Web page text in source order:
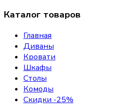
Каталог товаров
Главная
Диваны
Кровати
Шкафы
Столы
Комоды
Скидки -25%